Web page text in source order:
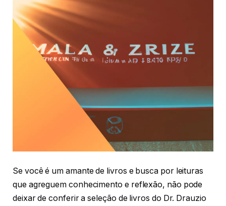
Se você é um amante de livros e busca por leituras
que agreguem conhecimento e reflexão, não pode
deixar de conferir a seleção de livros do Dr. Drauzio